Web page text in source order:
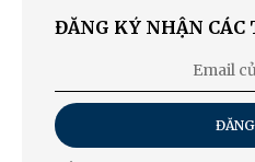
ĐĂNG KÝ NHẬN